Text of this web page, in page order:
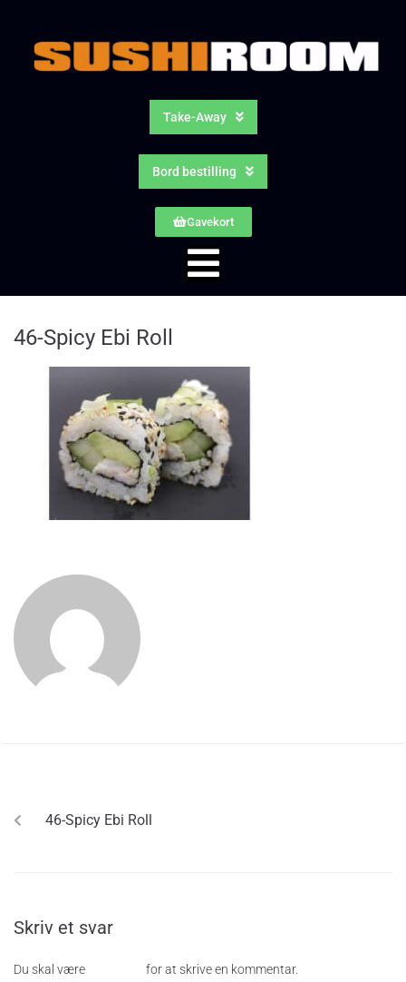
Take-Away
Bord bestilling
Gavekort
46-Spicy Ebi Roll
46-Spicy Ebi Roll
Skriv et svar
Du skal være for at skrive en kommentar.